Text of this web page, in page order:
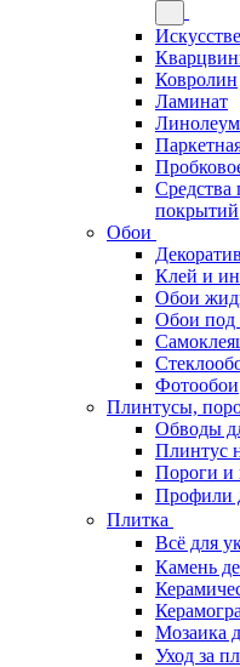
Ковролин
Ламинат
Линолеум
Средства
покрытий
Обои
Клей и
Обои
Обои под
Фотообои
Плинтусы,
Обводы
Плинтус
Пороги и
Профили
Плитка
Всё для
Камень
Мозаика
Уход за